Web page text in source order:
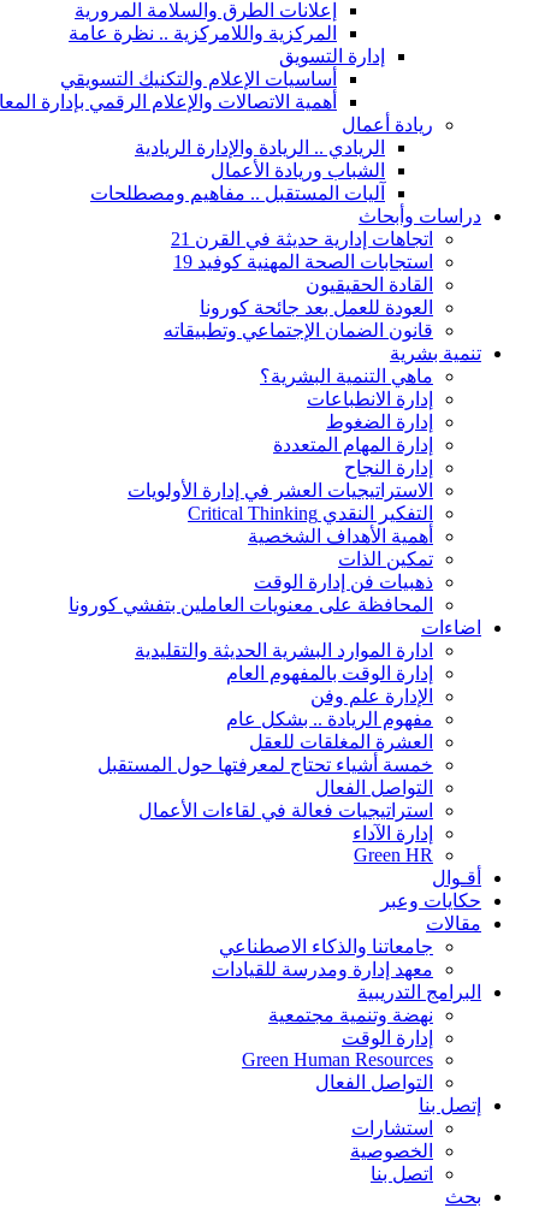
إعلانات الطرق والسلامة المرورية
المركزية واللامركزية .. نظرة عامة
إدارة التسويق
أساسيات الإعلام والتكنيك التسويقي
أهمية الاتصالات والإعلام الرقمي بإدارة
ريادة أعمال
الريادي .. الريادة والإدارة الريادية
الشباب وريادة الأعمال
آليات المستقبل .. مفاهيم ومصطلحات
دراسات وأبحاث
اتجاهات إدارية حديثة في القرن 21
استجابات الصحة المهنية كوفيد 19
القادة الحقيقيون
العودة للعمل بعد جائحة كورونا
قانون الضمان الإجتماعي وتطبيقاته
تنمية بشرية
ماهي التنمية البشرية؟
إدارة الانطباعات
إدارة الضغوط
إدارة المهام المتعددة
إدارة النجاح
الاستراتيجيات العشر في إدارة الأولويات
التفكير النقدي Critical Thinking
أهمية الأهداف الشخصية
تمكين الذات
ذهبيات فن إدارة الوقت
المحافظة على معنويات العاملين بتفشي كورونا
اضاءات
ادارة الموارد البشرية الحديثة والتقليدية
إدارة الوقت بالمفهوم العام
الإدارة علم وفن
مفهوم الريادة .. بشكل عام
العشرة المغلقات للعقل
خمسة أشياء تحتاج لمعرفتها حول المستقبل
التواصل الفعال
استراتيجيات فعالة في لقاءات الأعمال
إدارة الآداء
Green HR
أقـوال
حكايات وعبر
مقالات
جامعاتنا والذكاء الاصطناعي
معهد إدارة ومدرسة للقيادات
البرامج التدريبية
نهضة وتنمية مجتمعية
إدارة الوقت
Green Human Resources
التواصل الفعال
إتصل بنا
استشارات
الخصوصية
اتصل بنا
بحث